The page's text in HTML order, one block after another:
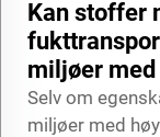
Kan stoffer
miljøer
Selv om
miljøer med